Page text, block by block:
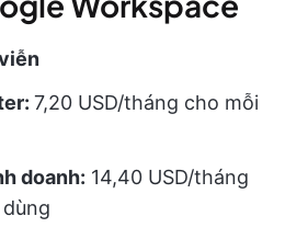
7,20 USD/tháng cho mỗi
doanh: 14,40 USD/tháng